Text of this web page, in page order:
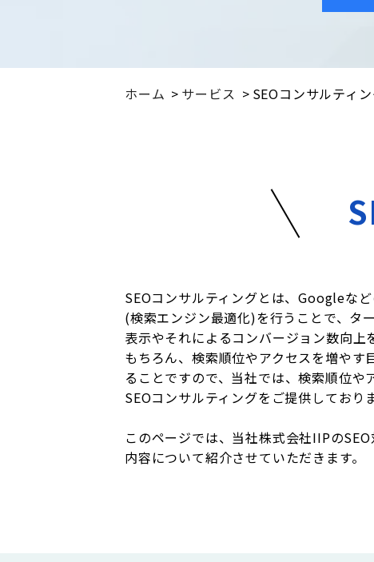
ホーム サービス SEOコンサルティ
SEOコンサルティングとは、Googleな
(検索エンジン最適化)を行うことで、タ
表示やそれによるコンバージョン数向上
もちろん、検索順位やアクセスを増やす
ることですので、当社では、検索順位や
SEOコンサルティングをご提供しておりま
このページでは、当社株式会社IIPの
内容について紹介させていただきます。